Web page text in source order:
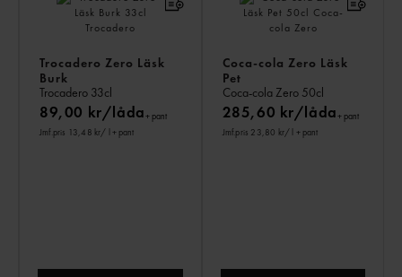
Trocadero Zero Läsk
Burk
Trocadero 33cl
89,00 kr/låda+ pant
Jmf.pris 13,48 kr/ l + pant
Coca-cola Zero Läsk
Pet
Coca-cola Zero 50cl
285,60 kr/låda+ pant
Jmf.pris 23,80 kr/ l + pant